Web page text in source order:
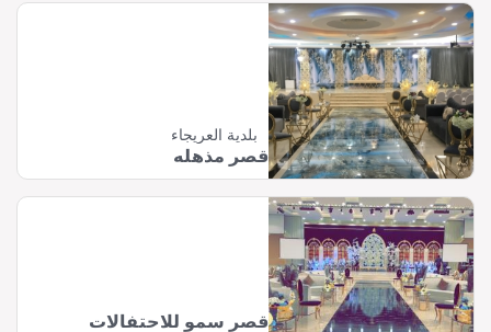
بلدية العريجاء
قصر مذهله
قصر سمو للاحتفالات